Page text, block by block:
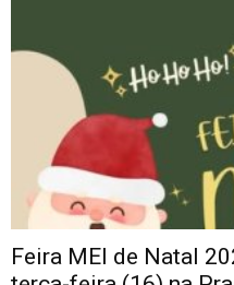
Feira MEI de Natal